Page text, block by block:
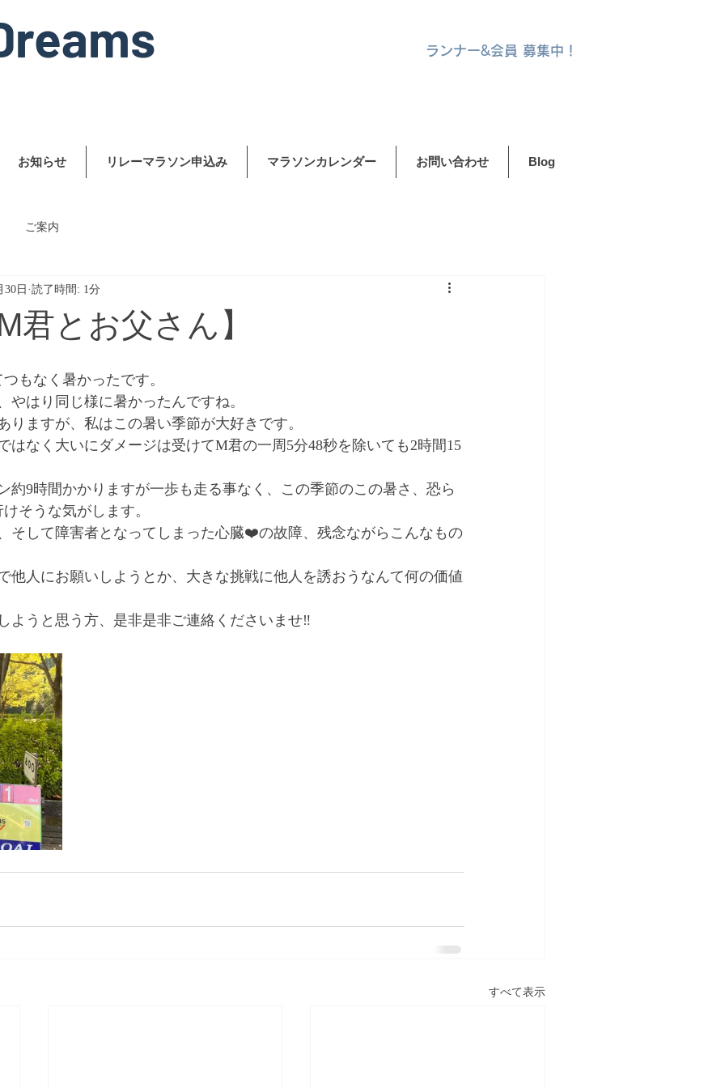
ランナー&会員 募集中！
お知らせ リレーマラソン申込み マラソンカレンダー お問い合わせ Blog
ご案内
君とお父さん】
30日 読了時間: 1分
もなく暑かったです。
やはり同じ様に暑かったんですね。
りますが、私はこの暑い季節が大好きです。
はなく大いにダメージは受けてM君の一周5分48秒を除いても2時間15
約9時間かかりますが一歩も走る事なく、この季節のこの暑さ、恐ら
そうな気がします。
そして障害者となってしまった心臓❤️の故障、残念ながらこんなもの
他人にお願いしようとか、大きな挑戦に他人を誘おうなんて何の価値
ようと思う方、是非是非ご連絡くださいませ‼️
すべて表示